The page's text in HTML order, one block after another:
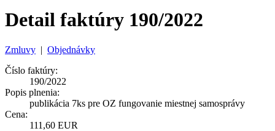
Detail faktúry 190/2022
Zmluvy | Objednávky
Číslo faktúry:
190/2022
Popis plnenia:
publikácia 7ks pre OZ fungovanie miestnej samosprávy
Cena:
111,60 EUR